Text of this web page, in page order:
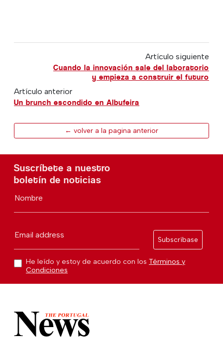
Artículo siguiente
Cuando la innovación sale del laboratorio
y empieza a construir el futuro
Artículo anterior
Un brunch escondido en Albufeira
← volver a la pagina anterior
Suscríbete a nuestro
boletín de noticias
Nombre
Email address
Subscríbase
He leído y estoy de acuerdo con los Términos y
Condiciones